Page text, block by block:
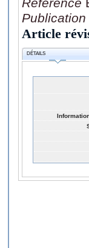
Publication
Article
DÉTAILS